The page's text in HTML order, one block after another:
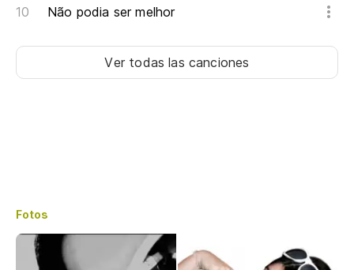
Não podia ser melhor
Ver todas las canciones
Fotos